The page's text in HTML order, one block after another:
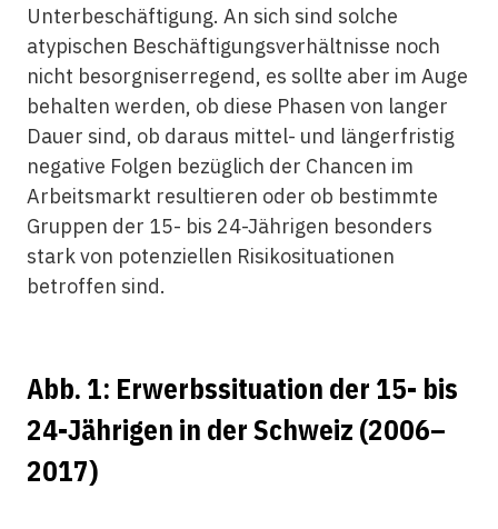
Unterbeschäftigung. An sich sind solche
atypischen Beschäftigungsverhältnisse noch
nicht besorgniserregend, es sollte aber im Auge
behalten werden, ob diese Phasen von langer
Dauer sind, ob daraus mittel- und längerfristig
negative Folgen bezüglich der Chancen im
Arbeitsmarkt resultieren oder ob bestimmte
Gruppen der 15- bis 24-Jährigen besonders
stark von potenziellen Risikosituationen
betroffen sind.
Abb. 1: Erwerbssituation der 15- bis
24-Jährigen in der Schweiz (2006–
2017)